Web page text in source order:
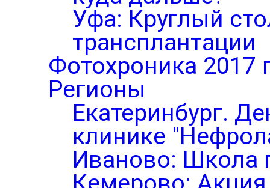
Уфа: Круглый
трансплантации
Фотохроника 2017
Регионы
Екатеринбург.
клинике
Иваново: Школа